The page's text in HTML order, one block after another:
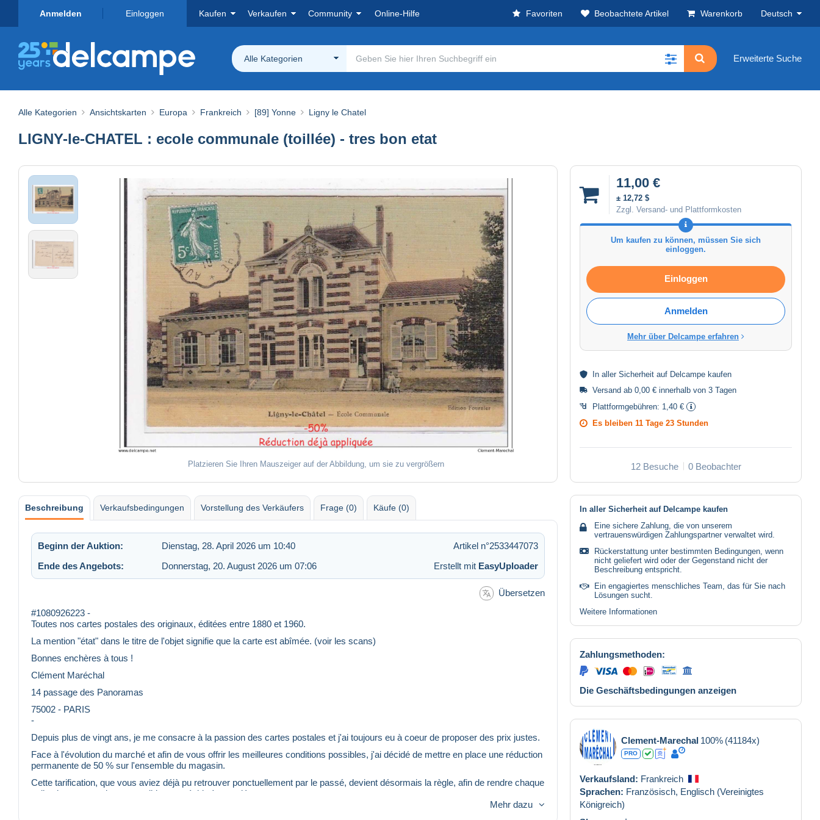
Anmelden Einloggen Kaufen Verkaufen Community Online-Hilfe Favoriten Beobachtete Artikel Warenkorb Deutsch
Alle Kategorien Erweiterte Suche
Alle Kategorien Ansichtskarten Europa Frankreich [89] Yonne Ligny le Chatel
LIGNY-le-CHATEL : ecole communale (toillée) - tres bon etat
Platzieren Sie Ihren Mauszeiger auf der Abbildung, um sie zu vergrößern
11,00 €
± 12,72 $
Zzgl. Versand- und Plattformkosten
Um kaufen zu können, müssen Sie sich
einloggen.
Einloggen
Anmelden
Mehr über Delcampe erfahren
In aller Sicherheit auf Delcampe kaufen
Versand ab 0,00 € innerhalb von 3 Tagen
Plattformgebühren: 1,40 €
Es bleiben 11 Tage 23 Stunden
12 Besuche 0 Beobachter
Beschreibung Verkaufsbedingungen Vorstellung des Verkäufers Frage (0) Käufe (0)
Beginn der Auktion: Dienstag, 28. April 2026 um 10:40
Artikel n°2533447073
Ende des Angebots:
Donnerstag, 20. August 2026 um 07:06 Erstellt mit EasyUploader
Übersetzen
#1080926223 -
Toutes nos cartes postales des originaux, éditées entre 1880 et 1960.
La mention "état" dans le titre de l'objet signifie que la carte est abîmée. (voir les scans)
Bonnes enchères à tous !
Clément Maréchal
14 passage des Panoramas
75002 - PARIS
-
Depuis plus de vingt ans, je me consacre à la passion des cartes postales et j'ai toujours eu à coeur de proposer des prix justes.
Face à l'évolution du marché et afin de vous offrir les meilleures conditions possibles, j'ai décidé de mettre en place une réduction
permanente de 50 % sur l'ensemble du magasin.
Cette tarification, que vous aviez déjà pu retrouver ponctuellement par le passé, devient désormais la règle, afin de rendre chaque
collection encore plus accessible et agréable à compléter.
Mehr dazu
In aller Sicherheit auf Delcampe kaufen
Eine sichere Zahlung, die von unserem
vertrauenswürdigen Zahlungspartner verwaltet wird.
Rückerstattung unter bestimmten Bedingungen, wenn
nicht geliefert wird oder der Gegenstand nicht der
Beschreibung entspricht.
Ein engagiertes menschliches Team, das für Sie nach
Lösungen sucht.
Weitere Informationen
Zahlungsmethoden:
Die Geschäftsbedingungen anzeigen
Clement-Marechal 100% (41184x)
PRO
Verkaufsland: Frankreich
Sprachen: Französisch, Englisch (Vereinigtes
Königreich)